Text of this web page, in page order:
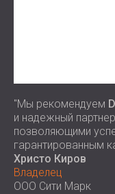
"Мы рекомендуем
и надежный
позволяющими
гарантированным
Христо Киров
Владелец
ООО Сити Марк